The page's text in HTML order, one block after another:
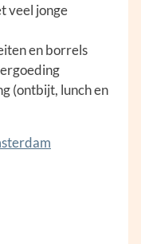
veel jonge
en borrels
(ontbijt, lunch en